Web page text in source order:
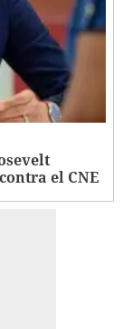
el CNE